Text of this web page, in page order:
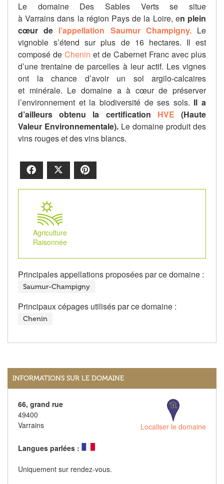
Le domaine Des Sables Verts se situe
àVarrains dans la région Pays de la Loire, en plein
cœur de l’appellation Saumur Champigny. Le
vignoble s’étend sur plus de 16 hectares. Il est
composé de Chenin et de Cabernet Franc avec plus
d’une trentaine de parcelles à leur actif. Les vignes
ont la chance d’avoir un sol argilo-calcaires
et minérale. Le domaine a à cœur de préserver
l’environnement et la biodiversité de ses sols. Il a
d’ailleurs obtenu la certification HVE
(Haute
Valeur Environnementale). Le domaine produit des
vins rouges et des vins blancs.
Facebook
Agriculture
Raisonnée
Principales appellations proposées par ce domaine :
Saumur-Champigny
Principaux cépages utilisés par ce domaine :
Chenin
INFORMATIONS SUR LE DOMAINE
66, grand rue
49400
Varrains
Localiser le domaine
Langues parlées :
Uniquement sur rendez-vous.